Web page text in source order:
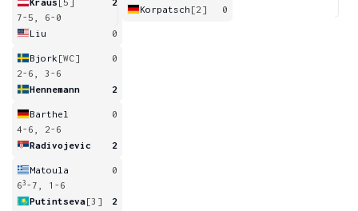
Kraus [5]
2
7-5, 6-0
Liu
0
Bjork [WC]
0
2-6, 3-6
Hennemann
2
Barthel
0
4-6, 2-6
Radivojevic
2
Matoula
0
63 -7, 1-6
Putintseva[3] 2
Korpatsch [2] 0